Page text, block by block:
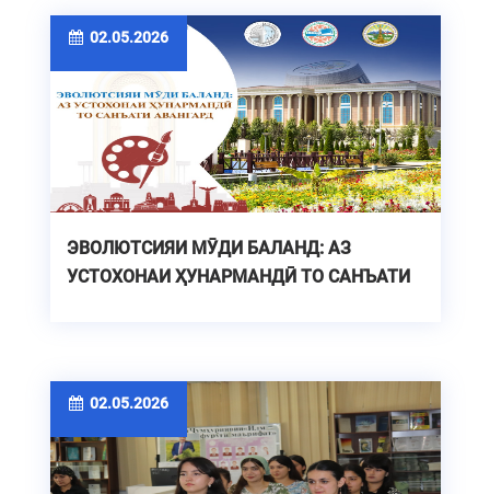
02.05.2026
ЭВОЛЮТСИЯИ МӮДИ БАЛАНД: АЗ
УСТОХОНАИ ҲУНАРМАНДӢ ТО САНЪАТИ
02.05.2026